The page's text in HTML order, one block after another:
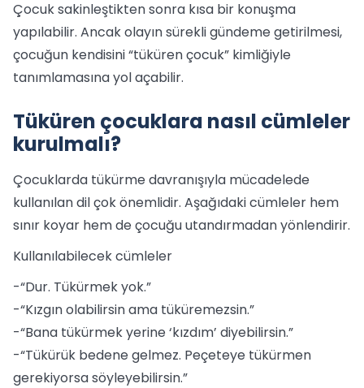
Çocuk sakinleştikten sonra kısa bir konuşma
yapılabilir. Ancak olayın sürekli gündeme getirilmesi,
çocuğun kendisini “tüküren çocuk” kimliğiyle
tanımlamasına yol açabilir.
Tüküren çocuklara nasıl cümleler
kurulmalı?
Çocuklarda tükürme davranışıyla mücadelede
kullanılan dil çok önemlidir. Aşağıdaki cümleler hem
sınır koyar hem de çocuğu utandırmadan yönlendirir.
Kullanılabilecek cümleler
-“Dur. Tükürmek yok.”
-“Kızgın olabilirsin ama tüküremezsin.”
-“Bana tükürmek yerine ‘kızdım’ diyebilirsin.”
-“Tükürük bedene gelmez. Peçeteye tükürmen
gerekiyorsa söyleyebilirsin.”